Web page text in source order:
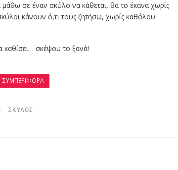
σε έναν σκύλο να κάθεται, θα το έκανα χωρίς
κάνουν ό,τι τους ζητήσω, χωρίς καθόλου
καθίσει… σκέψου το ξανά!
ΣΥΜΠΕΡΙΦΟΡΆ
ΣΚΎΛΟΣ